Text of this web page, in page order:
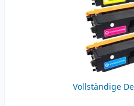
Vollständige